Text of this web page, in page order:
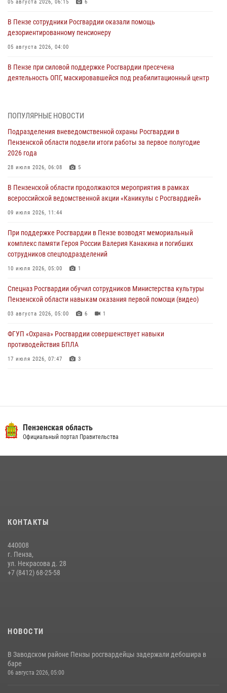
05 августа 2026, 06:15 6
В Пензе сотрудники Росгвардии оказали помощь
дезориентированному пенсионеру
05 августа 2026, 04:00
В Пензе при силовой поддержке Росгвардии пресечена
деятельность ОПГ, маскировавшейся под реабилитационный центр
работы за первое полугодие 2026 года
Росгвардия обеспечила безопасность праздничных мероприятий в
1
В Пензе сотрудники Росгвардии задержали мужчину, который
дома
03 августа 2026, 05:59
Росгвардейцы Пензенской области отмечают 35-летие дежурной
03 августа 2026, 05:15
ПОПУЛЯРНЫЕ НОВОСТИ
Подразделения вневедомственной охраны Росгвардии в
Пензенской области подвели итоги работы за первое полугодие
2026 года
28 июля 2026, 06:08 5
В Пензенской области продолжаются мероприятия в рамках
всероссийской ведомственной акции «Каникулы с Росгвардией»
09 июля 2026, 11:44
При поддержке Росгвардии в Пензе возводят мемориальный
комплекс памяти Героя России Валерия Канакина и погибших
сотрудников спецподразделений
10 июля 2026, 05:00 1
Спецназ Росгвардии обучил сотрудников Министерства культуры
Пензенской области навыкам оказания первой помощи (видео)
03 августа 2026, 05:00 6 1
ФГУП «Охрана» Росгвардии совершенствует навыки
противодействия БПЛА
17 июля 2026, 07:47 3
Пензенский спецназ Росгвардии готовит студентов к окружному
этапу «Зарницы 2.0» (видео)
Пучков посетил 55-й Всероссийский Лермонтовский праздник
11 июля 2026, 10:00
В Пензе сотрудники Росгвардии обезвредили артиллерийский
Пензенская область
Официальный портал Правительства
КОНТАКТЫ
440008
г. Пенза,
ул. Некрасова д. 28
+7 (8412) 68-25-58
НОВОСТИ
В Заводском районе Пензы росгвардейцы задержали дебошира в
баре
06 августа 2026, 05:00